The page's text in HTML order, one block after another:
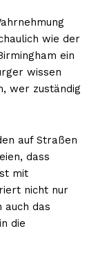
wie der
ein
wissen
wer zuständig
auf Straßen
dass
mit
nicht nur
das
die